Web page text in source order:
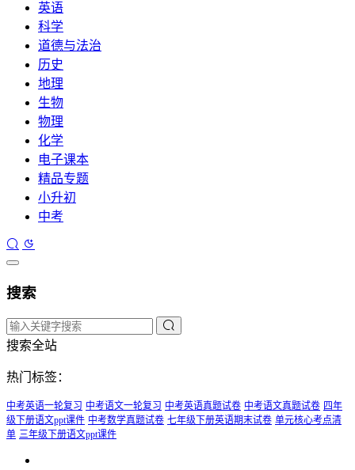
英语
科学
道德与法治
历史
地理
生物
物理
化学
电子课本
精品专题
小升初
中考
搜索
搜索全站
热门标签：
中考英语一轮复习 中考语文一轮复习 中考英语真题试卷 中考语文真题试卷 四年
级下册语文ppt课件 中考数学真题试卷 七年级下册英语期末试卷 单元核心考点清
单 三年级下册语文ppt课件